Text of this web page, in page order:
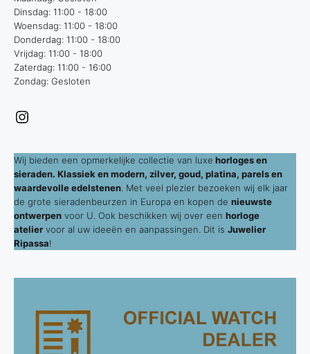
Dinsdag: 11:00 - 18:00
Woensdag: 11:00 - 18:00
Donderdag: 11:00 - 18:00
Vrijdag: 11:00 - 18:00
Zaterdag: 11:00 - 16:00
Zondag: Gesloten
Instagram
Wij bieden een opmerkelijke collectie van luxe horloges en
sieraden. Klassiek en modern, zilver, goud, platina, parels en
waardevolle edelstenen . Met veel plezier bezoeken wij elk jaar
de grote sieradenbeurzen in Europa en kopen de nieuwste
ontwerpen voor U. Ook beschikken wij over een horloge
atelier voor al uw ideeën en aanpassingen. Dit is Juwelier
Ripassa!